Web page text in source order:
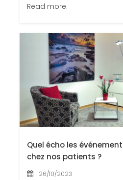
Read more.
Quel écho les
chez nos patients ?
26/10/2023